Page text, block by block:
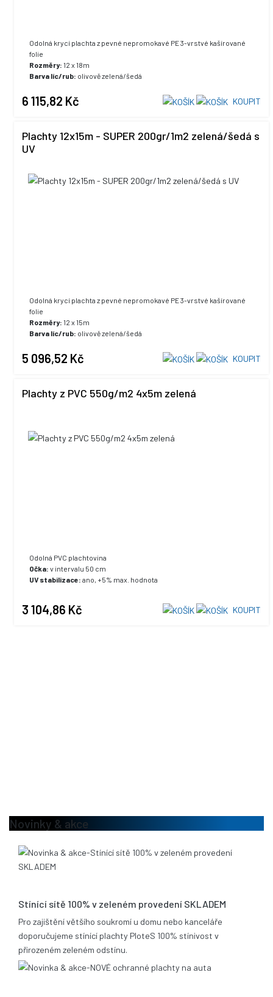
Odolná krycí plachta z pevné nepromokavé PE 3-vrstvé kašírované
folie
Rozměry: 12 x 18m
Barva líc/rub: olivově zelená/šedá
6 115,82 Kč KOUPIT
Plachty 12x15m - SUPER 200gr/1m2 zelená/šedá s
UV
Odolná krycí plachta z pevné nepromokavé PE 3-vrstvé kašírované
folie
Rozměry: 12 x 15m
Barva líc/rub: olivově zelená/šedá
5 096,52 Kč KOUPIT
Plachty z PVC 550g/m2 4x5m zelená
Odolná PVC plachtovina
Očka: v intervalu 50 cm
UV stabilizace: ano, +5% max. hodnota
3 104,86 Kč KOUPIT
Novinky & akce
Stínící sítě 100% v zeleném provedení SKLADEM
Pro zajištění většího soukromí u domu nebo kanceláře
doporučujeme stínící plachty PloteS 100% stínivost v
přirozeném zeleném odstínu.